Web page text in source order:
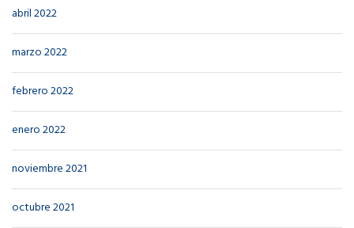
abril 2022
marzo 2022
febrero 2022
enero 2022
noviembre 2021
octubre 2021